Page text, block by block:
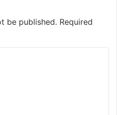
be published. Required